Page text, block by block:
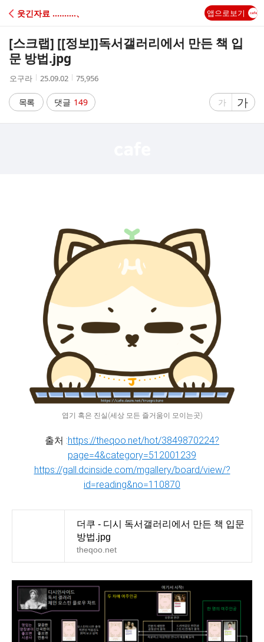
C
A
웃긴자료 ‥‥‥‥‥、 앱으로보기
[스크랩] [[정보]]독서갤러리에서 만든 책 입
문 방법.jpg
작
자
오구라
작
시
간
25.09.02
조
수
75,956
목록 댓글 149
글
가
글
자
가
엽기 혹은 진실(세상 모든 즐거움이 모이는곳)
출처 :https://theqoo.net/hot/3849870224?
page=4&category=512001239
https://gall.dcinside.com/mgallery/board/view/?
id=reading&no=110870
더쿠 - 디시 독서갤러리에서 만든 책 입문
방법.jpg
theqoo.net